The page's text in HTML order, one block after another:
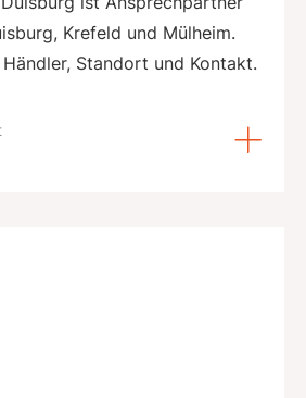
Krefeld und Mülheim.
Standort und Kontakt.